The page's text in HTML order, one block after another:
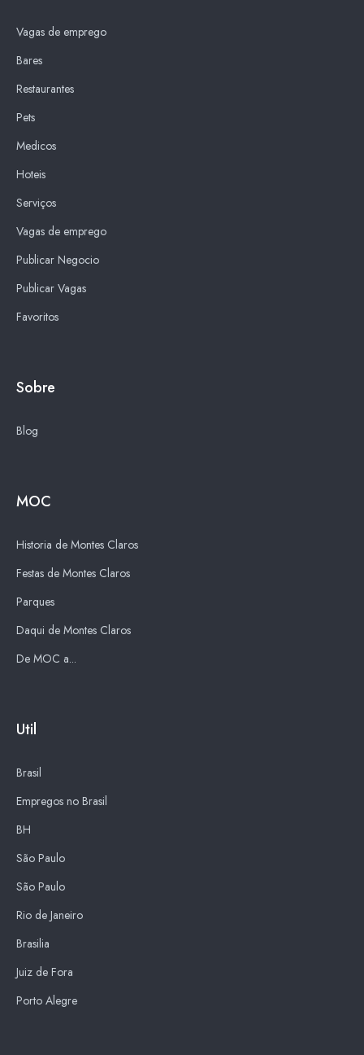
Vagas de emprego
Bares
Restaurantes
Pets
Medicos
Hoteis
Serviços
Vagas de emprego
Publicar Negocio
Publicar Vagas
Favoritos
Sobre
Blog
MOC
Historia de Montes Claros
Festas de Montes Claros
Parques
Daqui de Montes Claros
De MOC a...
Util
Brasil
Empregos no Brasil
BH
São Paulo
São Paulo
Rio de Janeiro
Brasilia
Juiz de Fora
Porto Alegre